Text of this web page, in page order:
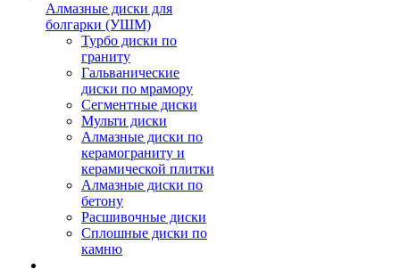
Алмазные диски для
болгарки (УШМ)
Турбо диски по
граниту
Гальванические
диски по мрамору
Сегментные диски
Мульти диски
Алмазные диски по
керамограниту и
керамической плитки
Алмазные диски по
бетону
Расшивочные диски
Сплошные диски по
камню